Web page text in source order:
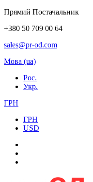
Прямий Постачальник
+380 50 709 00 64
sales@pr-od.com
Мова (ua)
Рос.
Укр.
ГРН
ГРН
USD